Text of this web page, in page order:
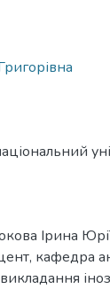
Ірина
кафедра